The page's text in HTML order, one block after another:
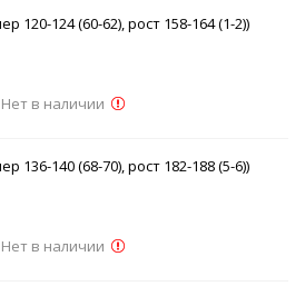
120-124 (60-62), рост 158-164 (1-2))
Нет в наличии
136-140 (68-70), рост 182-188 (5-6))
Нет в наличии